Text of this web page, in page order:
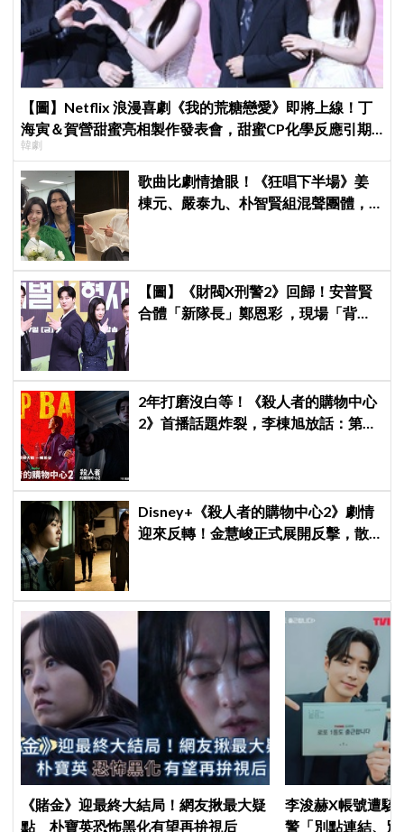
【圖】Netflix 浪漫喜劇《我的荒糖戀愛》即將上線！丁
海寅＆賀營甜蜜亮相製作發表會，甜蜜CP化學反應引期
待
韓劇
歌曲比劇情搶眼！《狂唱下半場》姜
棟元、嚴泰九、朴智賢組混聲團體，
【圖】《財閥X刑警2》回歸！安普賢
合體「新隊長」鄭恩彩 ，現場「背靠
2年打磨沒白等！《殺人者的購物中心
2》首播話題炸裂，李棟旭放話：第三
Disney+《殺人者的購物中心2》劇情
迎來反轉！金慧峻正式展開反擊，散
《賭金》迎最終大結局！網友揪最大疑
點 朴寶英恐怖黑化有望再拚視后
李浚赫X帳號遭駭
警「別點連結、